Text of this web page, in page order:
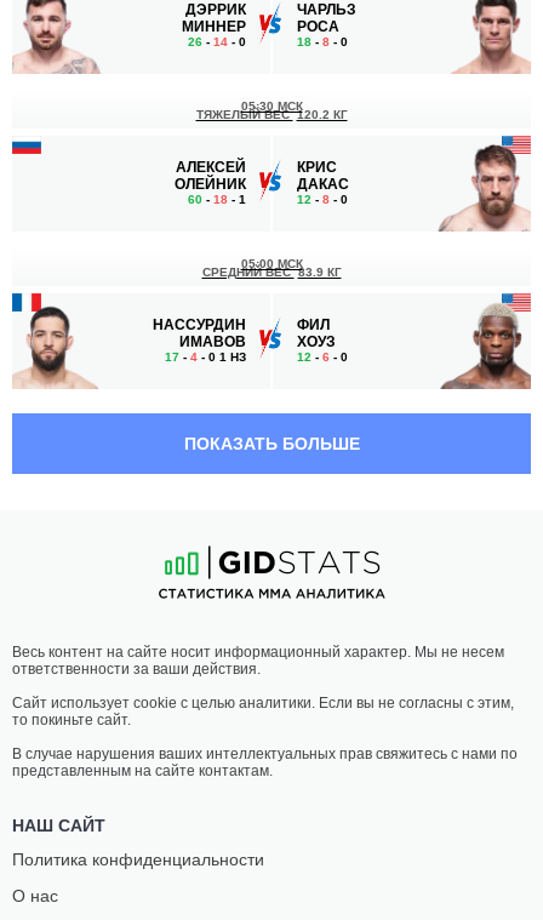
ДЭРРИК
МИННЕР
26 - 14 - 0
ЧАРЛЬЗ
РОСА
18 - 8 - 0
АЛЕКСЕЙ
ОЛЕЙНИК
60 - 18 - 1
05:30 МСК
ТЯЖЕЛЫЙ ВЕС 120.2 КГ
КРИС
ДАКАС
12 - 8 - 0
НАССУРДИН
ИМАВОВ
17 - 4 - 0 1 НЗ
05:00 МСК
СРЕДНИЙ ВЕС 83.9 КГ
ФИЛ
ХОУЗ
12 - 6 - 0
УАЙНЛЕНД
24-16- 1
03:30 МСК
ЛЕГЧАЙШИЙ ВЕС 61.2 КГ
КАСТАНЕДА
ПОКАЗАТЬ БОЛЬШЕ
Весь контент на сайте носит информационный характер. Мы не несем
ответственности за ваши действия.
Сайт использует cookie с целью аналитики. Если вы не согласны с этим,
то покиньте сайт.
В случае нарушения ваших интеллектуальных прав свяжитесь с нами по
представленным на сайте контактам.
НАШ САЙТ
Политика конфиденциальности
О нас